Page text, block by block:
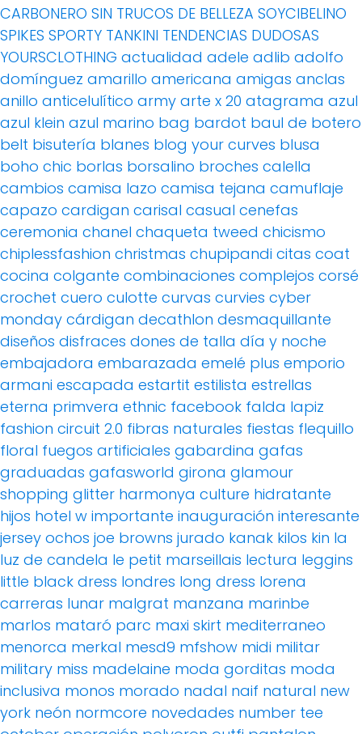
CARBONERO SIN TRUCOS DE BELLEZA SOYCIBELINO
SPIKES SPORTY TANKINI TENDENCIAS DUDOSAS
YOURSCLOTHING actualidad adele adlib adolfo
domínguez amarillo americana amigas anclas
anillo anticelulítico army arte x 20 atagrama azul
azul klein azul marino bag bardot baul de botero
belt bisutería blanes blog your curves blusa
boho chic borlas borsalino broches calella
cambios camisa lazo camisa tejana camuflaje
capazo cardigan carisal casual cenefas
ceremonia chanel chaqueta tweed chicismo
chiplessfashion christmas chupipandi citas coat
cocina colgante combinaciones complejos corsé
crochet cuero culotte curvas curvies cyber
monday cárdigan decathlon desmaquillante
diseños disfraces dones de talla día y noche
embajadora embarazada emelé plus emporio
armani escapada estartit estilista estrellas
eterna primvera ethnic facebook falda lapiz
fashion circuit 2.0 fibras naturales fiestas flequillo
floral fuegos artificiales gabardina gafas
graduadas gafasworld girona glamour
shopping glitter harmonya culture hidratante
hijos hotel w importante inauguración interesante
jersey ochos joe browns jurado kanak kilos kin la
luz de candela le petit marseillais lectura leggins
little black dress londres long dress lorena
carreras lunar malgrat manzana marinbe
marlos mataró parc maxi skirt mediterraneo
menorca merkal mesd9 mfshow midi militar
military miss madelaine moda gorditas moda
inclusiva monos morado nadal naif natural new
york neón normcore novedades number tee